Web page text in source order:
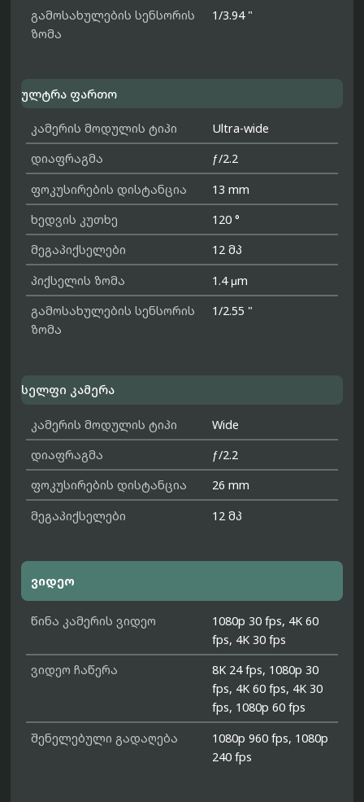
გამოსახულების სენსორის
ზომა
1/3.94 "
ულტრა ფართო
კამერის მოდულის ტიპი
Ultra-wide
დიაფრაგმა
ƒ/2.2
ფოკუსირების დისტანცია
13 mm
ხედვის კუთხე
120 °
მეგაპიქსელები
12 მპ
პიქსელის ზომა
1.4 μm
გამოსახულების სენსორის
ზომა
1/2.55 "
სელფი კამერა
კამერის მოდულის ტიპი
Wide
დიაფრაგმა
ƒ/2.2
ფოკუსირების დისტანცია
26 mm
მეგაპიქსელები
12 მპ
ვიდეო
წინა კამერის ვიდეო
1080p 30 fps, 4K 60
fps, 4K 30 fps
ვიდეო ჩაწერა
8K 24 fps, 1080p 30
fps, 4K 60 fps, 4K 30
fps, 1080p 60 fps
შენელებული გადაღება
1080p 960 fps, 1080p
240 fps